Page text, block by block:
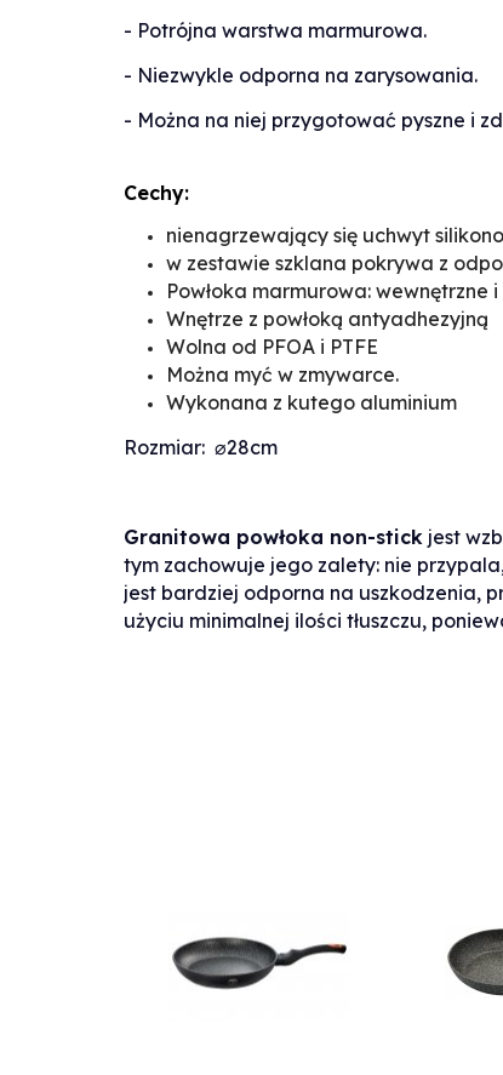
- Potrójna warstwa marmurowa.
- Niezwykle odporna na zarysowania.
- Można na niej przygotować pyszne i
Cechy:
nienagrzewający się uchwyt
w zestawie szklana pokrywa z
Powłoka marmurowa: wewnętrzne
Wnętrze z powłoką antyadhezyjną
Wolna od PFOA i PTFE
Można myć w zmywarce.
Wykonana z kutego aluminium
Rozmiar: ⌀28cm
Granitowa powłoka non-stick jest
tym zachowuje jego zalety: nie
jest bardziej odporna na uszkodzenia,
użyciu minimalnej ilości tłuszczu,
Producent: Klausberg